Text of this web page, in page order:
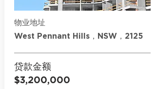
物业地址
West Pennant Hills，NSW，2125
贷款金额
$3,200,000